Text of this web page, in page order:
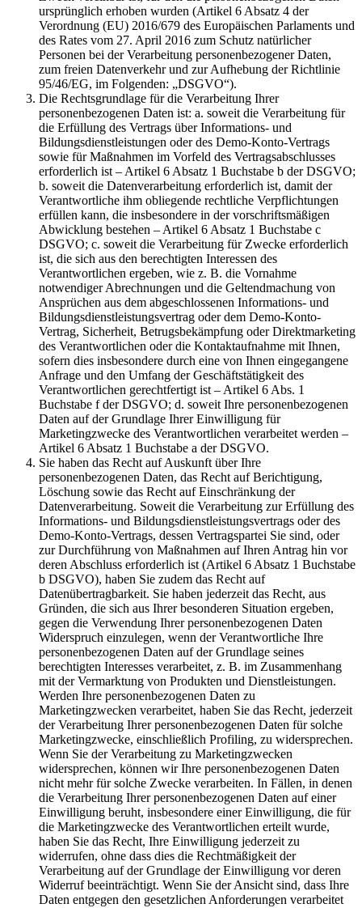
ursprünglich erhoben wurden (Artikel 6 Absatz 4 der
Verordnung (EU) 2016/679 des Europäischen Parlaments und
des Rates vom 27. April 2016 zum Schutz natürlicher
Personen bei der Verarbeitung personenbezogener Daten,
zum freien Datenverkehr und zur Aufhebung der Richtlinie
95/46/EG, im Folgenden: „DSGVO“).
Die Rechtsgrundlage für die Verarbeitung Ihrer
personenbezogenen Daten ist: a. soweit die Verarbeitung für
die Erfüllung des Vertrags über Informations- und
Bildungsdienstleistungen oder des Demo-Konto-Vertrags
sowie für Maßnahmen im Vorfeld des Vertragsabschlusses
erforderlich ist – Artikel 6 Absatz 1 Buchstabe b der DSGVO;
b. soweit die Datenverarbeitung erforderlich ist, damit der
Verantwortliche ihm obliegende rechtliche Verpflichtungen
erfüllen kann, die insbesondere in der vorschriftsmäßigen
Abwicklung bestehen – Artikel 6 Absatz 1 Buchstabe c
DSGVO; c. soweit die Verarbeitung für Zwecke erforderlich
ist, die sich aus den berechtigten Interessen des
Verantwortlichen ergeben, wie z. B. die Vornahme
notwendiger Abrechnungen und die Geltendmachung von
Ansprüchen aus dem abgeschlossenen Informations- und
Bildungsdienstleistungsvertrag oder dem Demo-Konto-
Vertrag, Sicherheit, Betrugsbekämpfung oder Direktmarketing
des Verantwortlichen oder die Kontaktaufnahme mit Ihnen,
sofern dies insbesondere durch eine von Ihnen eingegangene
Anfrage und den Umfang der Geschäftstätigkeit des
Verantwortlichen gerechtfertigt ist – Artikel 6 Abs. 1
Buchstabe f der DSGVO; d. soweit Ihre personenbezogenen
Daten auf der Grundlage Ihrer Einwilligung für
Marketingzwecke des Verantwortlichen verarbeitet werden –
Artikel 6 Absatz 1 Buchstabe a der DSGVO.
Sie haben das Recht auf Auskunft über Ihre
personenbezogenen Daten, das Recht auf Berichtigung,
Löschung sowie das Recht auf Einschränkung der
Datenverarbeitung. Soweit die Verarbeitung zur Erfüllung des
Informations- und Bildungsdienstleistungsvertrags oder des
Demo-Konto-Vertrags, dessen Vertragspartei Sie sind, oder
zur Durchführung von Maßnahmen auf Ihren Antrag hin vor
deren Abschluss erforderlich ist (Artikel 6 Absatz 1 Buchstabe
b DSGVO), haben Sie zudem das Recht auf
Datenübertragbarkeit. Sie haben jederzeit das Recht, aus
Gründen, die sich aus Ihrer besonderen Situation ergeben,
gegen die Verwendung Ihrer personenbezogenen Daten
Widerspruch einzulegen, wenn der Verantwortliche Ihre
personenbezogenen Daten auf der Grundlage seines
berechtigten Interesses verarbeitet, z. B. im Zusammenhang
mit der Vermarktung von Produkten und Dienstleistungen.
Werden Ihre personenbezogenen Daten zu
Marketingzwecken verarbeitet, haben Sie das Recht, jederzeit
der Verarbeitung Ihrer personenbezogenen Daten für solche
Marketingzwecke, einschließlich Profiling, zu widersprechen.
Wenn Sie der Verarbeitung zu Marketingzwecken
widersprechen, können wir Ihre personenbezogenen Daten
nicht mehr für solche Zwecke verarbeiten. In Fällen, in denen
die Verarbeitung Ihrer personenbezogenen Daten auf einer
Einwilligung beruht, insbesondere einer Einwilligung, die für
die Marketingzwecke des Verantwortlichen erteilt wurde,
haben Sie das Recht, Ihre Einwilligung jederzeit zu
widerrufen, ohne dass dies die Rechtmäßigkeit der
Verarbeitung auf der Grundlage der Einwilligung vor deren
Widerruf beeinträchtigt. Wenn Sie der Ansicht sind, dass Ihre
Daten entgegen den gesetzlichen Anforderungen verarbeitet